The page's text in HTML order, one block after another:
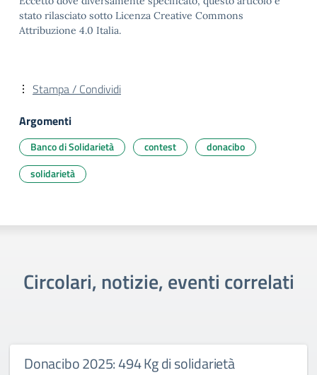
stato rilasciato sotto Licenza Creative Commons
Attribuzione 4.0 Italia.
Stampa / Condividi
Argomenti
Banco di Solidarietà contest
donacibo
solidarietà
Circolari, notizie, eventi correlati
Donacibo 2025: 494 Kg di solidarietà